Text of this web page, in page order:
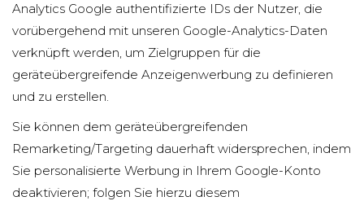
Analytics Google authentifizierte IDs der Nutzer, die
vorübergehend mit unseren Google-Analytics-Daten
verknüpft werden, um Zielgruppen für die
geräteübergreifende Anzeigenwerbung zu definieren
und zu erstellen.
Sie können dem geräteübergreifenden
Remarketing/Targeting dauerhaft widersprechen, indem
Sie personalisierte Werbung in Ihrem Google-Konto
deaktivieren; folgen Sie hierzu diesem